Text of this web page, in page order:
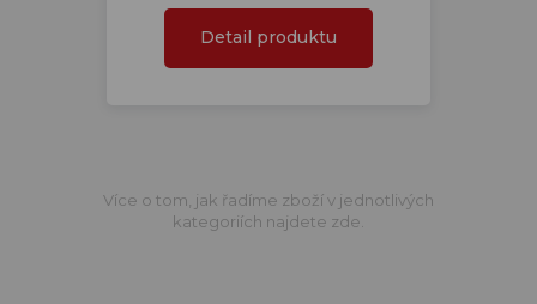
Detail produktu
Více o tom, jak řadíme zboží v jednotlivých
kategoriích najdete zde.